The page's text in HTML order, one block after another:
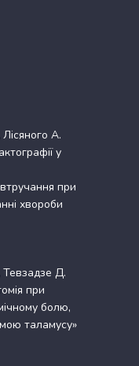
А.
у
при
хвороби
Д.
при
болю,
таламусу»